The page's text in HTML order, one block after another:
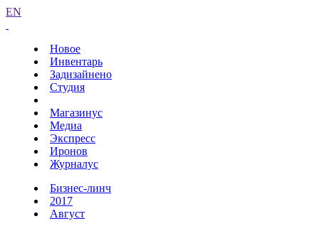
EN
Новое
Инвентарь
Задизайнено
Студия
Магазинус
Медиа
Экспресс
Иронов
Журналус
Бизнес-линч
2017
Август